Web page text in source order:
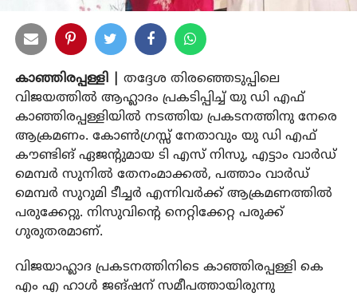
കാഞ്ഞിരപ്പള്ളി |
തദ്ദേശ തിരഞ്ഞെടുപ്പിലെ
വിജയത്തില്‍ ആഹ്ലാദം പ്രകടിപ്പിച്ച് യു ഡി എഫ്
കാഞ്ഞിരപ്പള്ളിയില്‍ നടത്തിയ പ്രകടനത്തിനു നേരെ
ആക്രമണം. കോണ്‍ഗ്രസ്സ് നേതാവും യു ഡി എഫ്
കൗണ്ടിങ് ഏജന്റുമായ ടി എസ് നിസു, എട്ടാം വാര്‍ഡ്
മെമ്പര്‍ സുനില്‍ തേനംമാക്കല്‍, പത്താം വാര്‍ഡ്
മെമ്പര്‍ സുറുമി ടീച്ചര്‍ എന്നിവര്‍ക്ക് ആക്രമണത്തില്‍
പരുക്കേറ്റു. നിസുവിന്റെ നെറ്റിക്കേറ്റ പരുക്ക്
ഗുരുതരമാണ്.
വിജയാഹ്ലാദ പ്രകടനത്തിനിടെ കാഞ്ഞിരപ്പള്ളി കെ
എം എ ഹാള്‍ ജങ്ഷന് സമീപത്തായിരുന്നു